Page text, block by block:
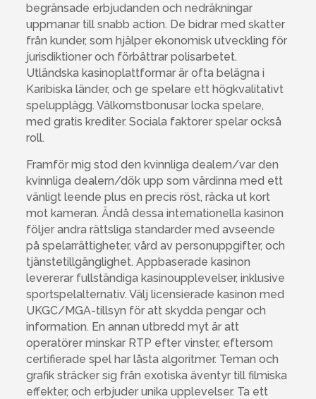
begränsade erbjudanden och nedräkningar
uppmanar till snabb action. De bidrar med skatter
från kunder, som hjälper ekonomisk utveckling för
jurisdiktioner och förbättrar polisarbetet.
Utländska kasinoplattformar är ofta belägna i
Karibiska länder, och ge spelare ett högkvalitativt
spelupplägg. Välkomstbonusar locka spelare,
med gratis krediter. Sociala faktorer spelar också
roll.
Framför mig stod den kvinnliga dealern/var den
kvinnliga dealern/dök upp som värdinna med ett
vänligt leende plus en precis röst, räcka ut kort
mot kameran. Ändå dessa internationella kasinon
följer andra rättsliga standarder med avseende
på spelarrättigheter, vård av personuppgifter, och
tjänstetillgänglighet. Appbaserade kasinon
levererar fullständiga kasinoupplevelser, inklusive
sportspelalternativ. Välj licensierade kasinon med
UKGC/MGA-tillsyn för att skydda pengar och
information. En annan utbredd myt är att
operatörer minskar RTP efter vinster, eftersom
certifierade spel har låsta algoritmer. Teman och
grafik sträcker sig från exotiska äventyr till filmiska
effekter, och erbjuder unika upplevelser. Ta ett